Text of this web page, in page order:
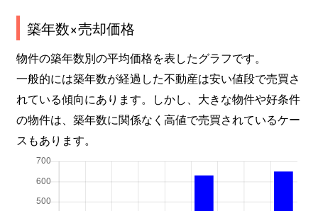
築年数×売却価格
物件の築年数別の平均価格を表したグラフです。
一般的には築年数が経過した不動産は安い値段で売買さ
れている傾向にあります。しかし、大きな物件や好条件
の物件は、築年数に関係なく高値で売買されているケー
スもあります。